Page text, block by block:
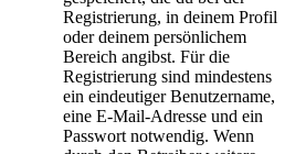
Registrierung, in deinem Profil
oder deinem persönlichem
Bereich angibst. Für die
Registrierung sind mindestens
ein eindeutiger Benutzername,
eine E-Mail-Adresse und ein
Passwort notwendig. Wenn